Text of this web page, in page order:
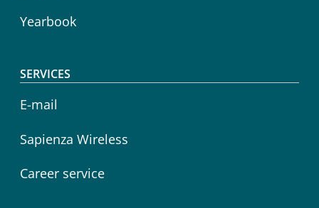
Yearbook
SERVICES
E-mail
Sapienza Wireless
Career service